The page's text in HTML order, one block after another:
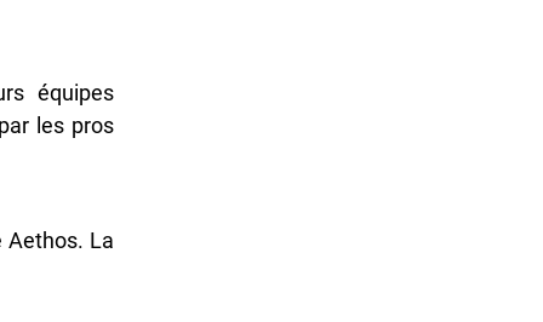
équipes
les pros
Aethos. La